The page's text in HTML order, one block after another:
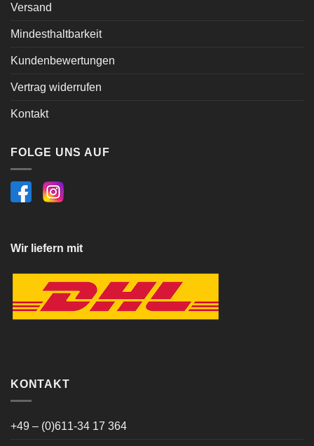
Versand
Mindesthaltbarkeit
Kundenbewertungen
Vertrag widerrufen
Kontakt
FOLGE UNS AUF
Wir liefern mit
KONTAKT
+49 – (0)611-34 17 364